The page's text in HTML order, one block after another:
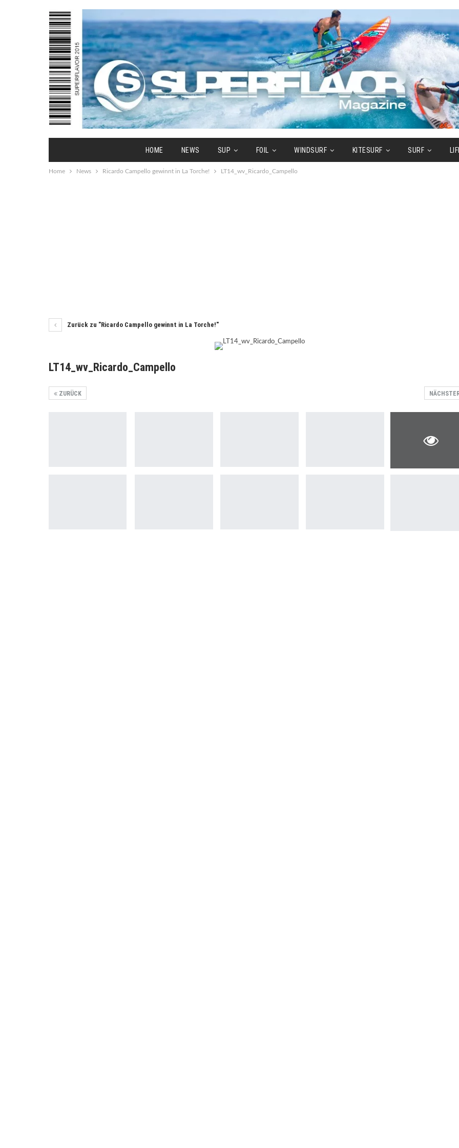
HOME NEWS SUP FOIL WINDSURF KITESURF SURF
Home News Ricardo Campello gewinnt in La Torche! LT14_wv_Ricardo_Campello
Zurück zu "Ricardo Campello gewinnt in La Torche!"
LT14_wv_Ricardo_Campello
ZURÜCK